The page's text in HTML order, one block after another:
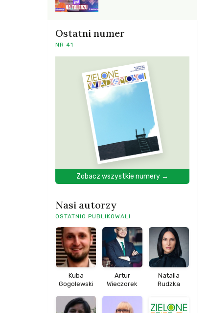
Ostatni numer
NR 41
Zobacz wszystkie numery →
Nasi autorzy
OSTATNIO PUBLIKOWALI
Kuba
Gogolewski
Artur
Wieczorek
Natalia
Rudzka